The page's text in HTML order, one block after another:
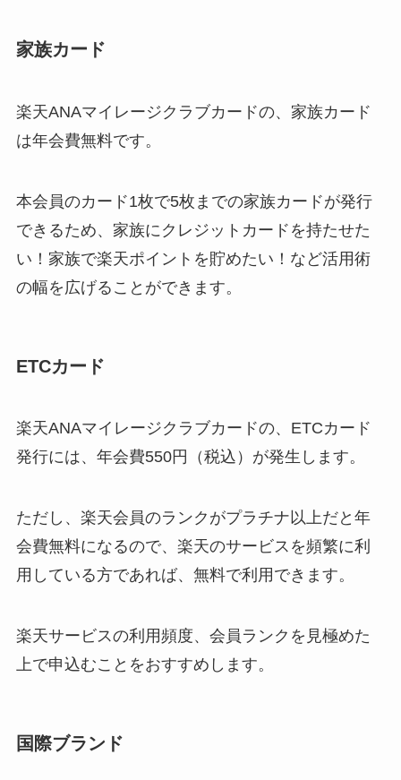
家族カード
楽天ANAマイレージクラブカードの、家族カード
は年会費無料です。
本会員のカード1枚で5枚までの家族カードが発行
できるため、家族にクレジットカードを持たせた
い！家族で楽天ポイントを貯めたい！など活用術
の幅を広げることができます。
ETCカード
楽天ANAマイレージクラブカードの、ETCカード
発行には、 年会費550円（税込） が発生します。
ただし、楽天会員のランクがプラチナ以上だと年
会費無料になるので、楽天のサービスを頻繁に利
用している方であれば、無料で利用できます。
楽天サービスの利用頻度、会員ランクを見極めた
上で申込むことをおすすめします。
国際ブランド